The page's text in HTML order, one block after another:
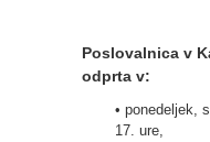
Poslovalnica v
odprta v:
• ponedeljek,
17. ure,